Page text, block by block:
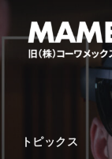
トピックス